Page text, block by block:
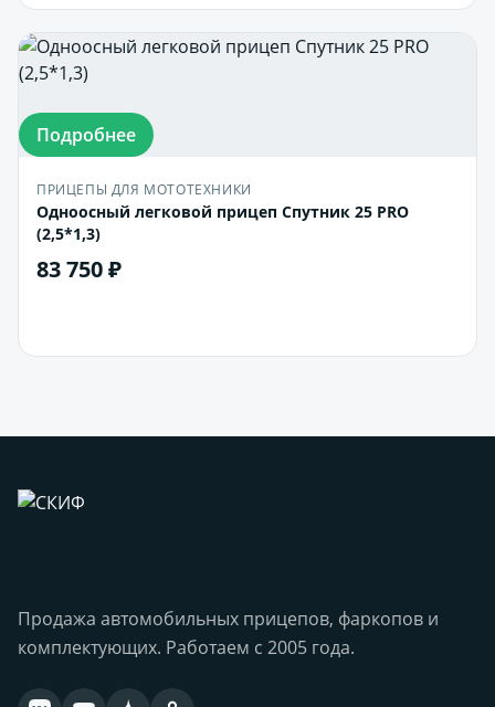
Подробнее
ПРИЦЕПЫ ДЛЯ МОТОТЕХНИКИ
Одноосный легковой прицеп Спутник 25 PRO
(2,5*1,3)
83 750 ₽
Продажа автомобильных прицепов, фаркопов и
комплектующих. Работаем с 2005 года.